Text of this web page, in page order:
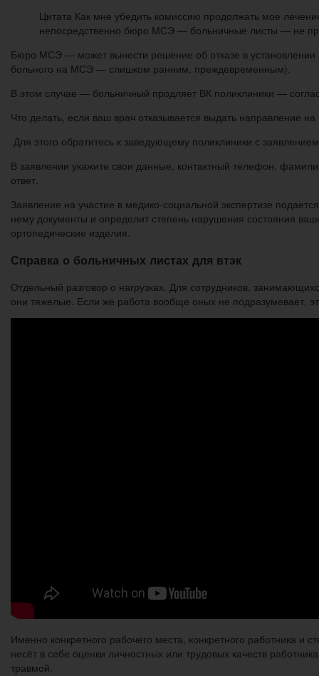
Цитата Как мне убедить комиссию продолжать мое
непосредственно бюро МСЭ — больничные листы — не
Бюро МСЭ — может вынести решение об отказе в установлении
больного на МСЭ — слишком ранним, преждевременным).
В этом случае — больничный продляет ВК поликлиники —
Что делать, если ваш врач отказывается выдать направление
Для этого обратитесь к заведующему поликлиники с
В заявлении укажите свои данные, контактный телефон,
ответ.
Заявление на участие в медико-социальной экспертизе
нему документы и определит степень нарушения состояния
ортопедические изделия.
Справка о больничных листах для втэк
Отдельный разговор о нагрузках. Для сотрудников,
они тяжелые. Если же работа вообще оных не подразумевает,
Именно конкретного рабочего места, конкретного работника и
несёт в себе оценки личностных или трудовых качеств
травмой.